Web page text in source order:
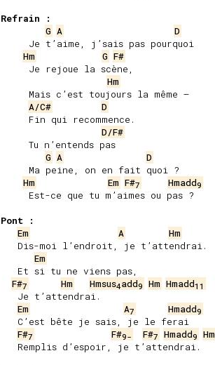
Refrain :
G A
D
     Je t’aime, j’sais pas pourquoi
Hm
G F#
     Je rejoue la scène,
Hm
     Mais c’est toujours la même –
A/C#
D
     Fin qui recommence.
D/F#
     Tu n’entends pas
G A
D
     Ma peine, on en fait quoi ?
Hm
Em F#7 Hmadd9
     Est-ce que tu m’aimes ou pas ?
Pont :
Em
A
Hm
   Dis-moi l’endroit, je t’attendrai.
Em
   Et si tu ne viens pas,
F#7 Hm Hmsus4add9 Hm Hmadd11
   Je t’attendrai.
Em
A7 Hmadd9
   C’est bête je sais, je le ferai
F#7 F#9- F#7 Hmadd9 Hm
   Remplis d’espoir, je t’attendrai.